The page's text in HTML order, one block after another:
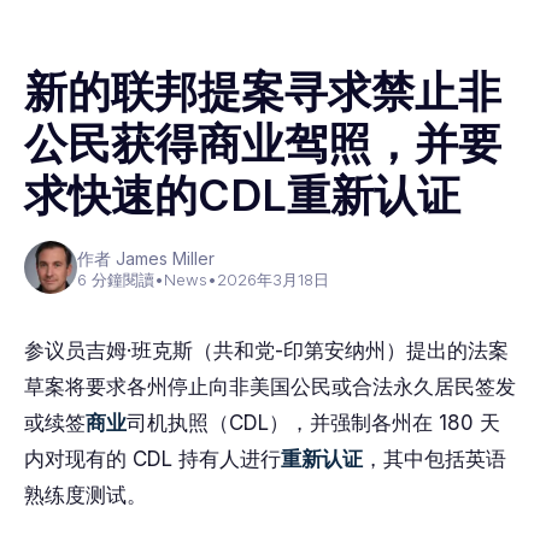
新的联邦提案寻求禁止非
公民获得商业驾照，并要
求快速的CDL重新认证
作者 James Miller
6 分鐘閱讀•News•2026年3月18日
参议员吉姆·班克斯（共和党-印第安纳州）提出的法案
草案将要求各州停止向非美国公民或合法永久居民签发
或续签商业司机执照（CDL），并强制各州在 180 天
内对现有的 CDL 持有人进行重新认证 ，其中包括英语
熟练度测试。